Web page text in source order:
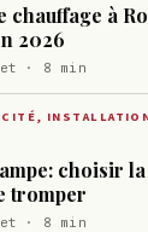
chauffage à
2026
· 8 min
choisir
tromper
· 8 min